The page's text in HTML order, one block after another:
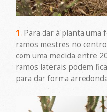
1. Para dar à planta uma
ramos mestres no
com uma medida entre
ramos laterais podem
para dar forma